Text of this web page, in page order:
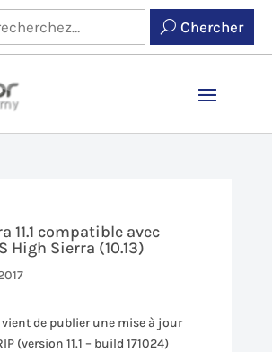
Chercher
11.1 compatible avec
High Sierra (10.13)
vient de publier une mise à jour
(version 11.1 – build 171024)